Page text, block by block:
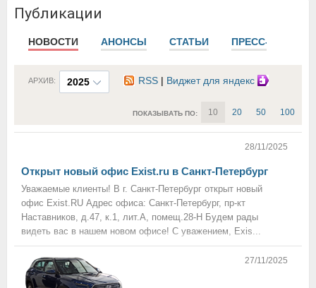
Публикации
НОВОСТИ АНОНСЫ СТАТЬИ ПРЕСС-РЕЛИЗЫ
2025
АРХИВ: RSS | Виджет для яндекс
ПОКАЗЫВАТЬ ПО: 10 20 50 100
28/11/2025
Открыт новый офис Exist.ru в Санкт-Петербург
Уважаемые клиенты! В г. Санкт-Петербург открыт новый
офис Exist.RU Адрес офиса: Санкт-Петербург, пр-кт
Наставников, д.47, к.1, лит.А, помещ.28-Н Будем рады
видеть вас в нашем новом офисе! С уважением, Exis...
27/11/2025